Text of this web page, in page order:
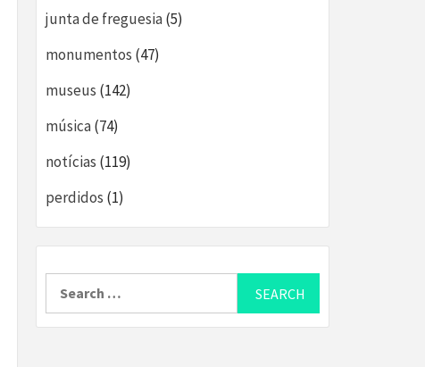
junta de freguesia(5)
monumentos (47)
museus (142)
música(74)
notícias (119)
perdidos (1)